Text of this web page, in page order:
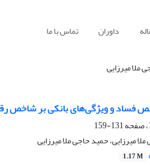
داوران تماس با ما
میرزایی
فساد و ویژگی‌های بانکی بر شاخص
131-159
حمید حاجی ملا میرزایی
1.17 M